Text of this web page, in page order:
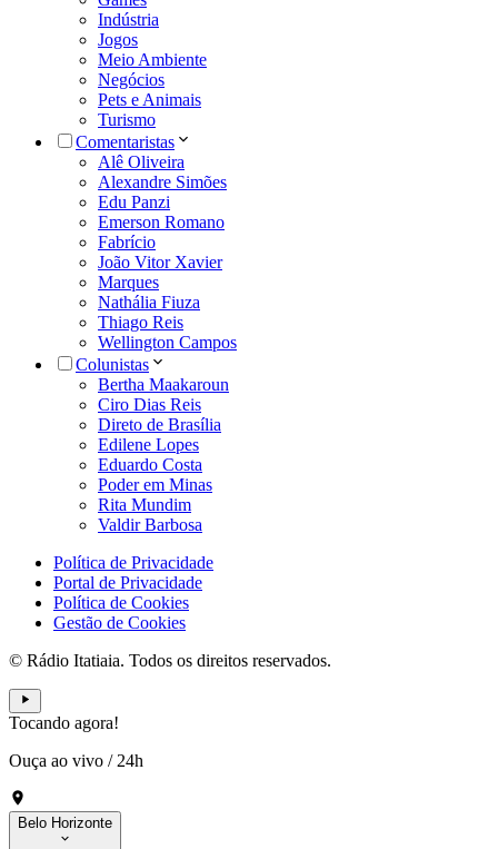
Indústria
Jogos
Meio Ambiente
Negócios
Pets e Animais
Turismo
Comentaristas
Alê Oliveira
Alexandre Simões
Edu Panzi
Emerson Romano
Fabrício
João Vitor Xavier
Marques
Nathália Fiuza
Thiago Reis
Wellington Campos
Colunistas
Bertha Maakaroun
Ciro Dias Reis
Direto de Brasília
Edilene Lopes
Eduardo Costa
Poder em Minas
Rita Mundim
Valdir Barbosa
Política de Privacidade
Portal de Privacidade
Política de Cookies
Gestão de Cookies
© Rádio Itatiaia. Todos os direitos reservados.
Tocando agora!
Ouça ao vivo / 24h
Belo Horizonte